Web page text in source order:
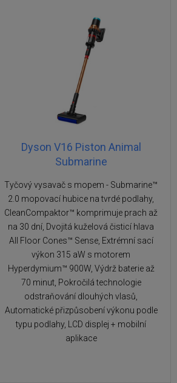
Dyson V16 Piston Animal
Submarine
Tyčový vysavač s mopem - Submarine™
2.0 mopovací hubice na tvrdé podlahy,
CleanCompaktor™ komprimuje prach až
na 30 dní, Dvojitá kuželová čisticí hlava
All Floor Cones™ Sense, Extrémní sací
výkon 315 aW s motorem
Hyperdymium™ 900W, Výdrž baterie až
70 minut, Pokročilá technologie
odstraňování dlouhých vlasů,
Automatické přizpůsobení výkonu podle
typu podlahy, LCD displej + mobilní
aplikace